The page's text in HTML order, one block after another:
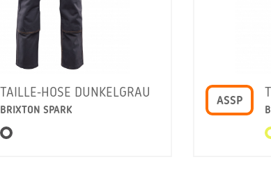
TAILLE-HOSE DUNKELGRAU
BRIXTON SPARK
ASSP